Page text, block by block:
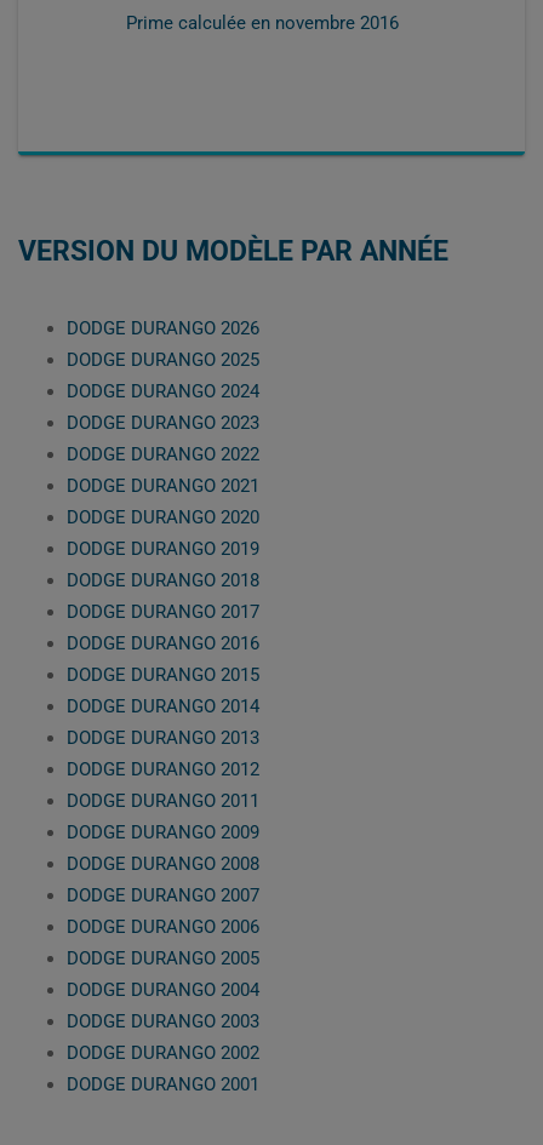
Prime calculée en novembre 2016
VERSION DU MODÈLE PAR ANNÉE
DODGE DURANGO 2026
DODGE DURANGO 2025
DODGE DURANGO 2024
DODGE DURANGO 2023
DODGE DURANGO 2022
DODGE DURANGO 2021
DODGE DURANGO 2020
DODGE DURANGO 2019
DODGE DURANGO 2018
DODGE DURANGO 2017
DODGE DURANGO 2016
DODGE DURANGO 2015
DODGE DURANGO 2014
DODGE DURANGO 2013
DODGE DURANGO 2012
DODGE DURANGO 2011
DODGE DURANGO 2009
DODGE DURANGO 2008
DODGE DURANGO 2007
DODGE DURANGO 2006
DODGE DURANGO 2005
DODGE DURANGO 2004
DODGE DURANGO 2003
DODGE DURANGO 2002
DODGE DURANGO 2001